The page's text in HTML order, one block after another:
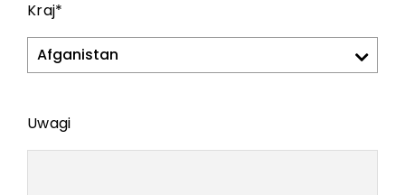
Kraj*
Uwagi